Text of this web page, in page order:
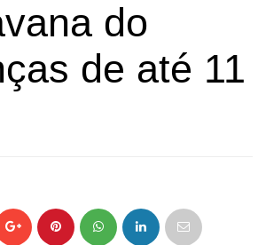
do
de até 11